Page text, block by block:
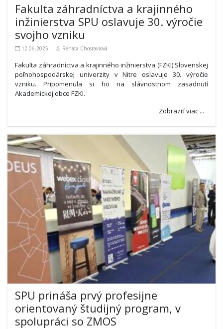
Fakulta záhradníctva a krajinného
inžinierstva SPU oslavuje 30. výročie
svojho vzniku
12.06.2025 Renáta Chosraviová
Fakulta záhradníctva a krajinného inžinierstva (FZKI) Slovenskej
poľnohospodárskej univerzity v Nitre oslavuje 30. výročie
vzniku. Pripomenula si ho na slávnostnom zasadnutí
Akademickej obce FZKI.
Zobraziť viac ...
SPU prináša prvý profesijne
orientovaný študijný program, v
spolupráci so ZMOS